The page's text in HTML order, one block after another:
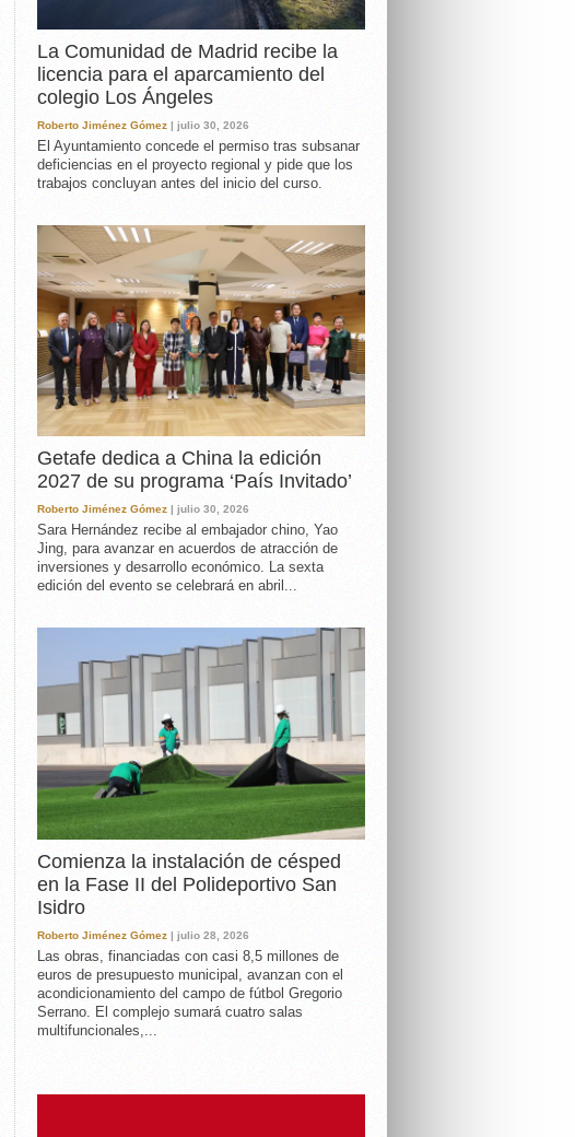
La Comunidad de Madrid recibe la
licencia para el aparcamiento del
colegio Los Ángeles
Roberto Jiménez Gómez | julio 30, 2026
El Ayuntamiento concede el permiso tras subsanar
deficiencias en el proyecto regional y pide que los
trabajos concluyan antes del inicio del curso.
Getafe dedica a China la edición
2027 de su programa ‘País Invitado’
Roberto Jiménez Gómez | julio 30, 2026
Sara Hernández recibe al embajador chino, Yao
Jing, para avanzar en acuerdos de atracción de
inversiones y desarrollo económico. La sexta
edición del evento se celebrará en abril...
Comienza la instalación de césped
en la Fase II del Polideportivo San
Isidro
Roberto Jiménez Gómez | julio 28, 2026
Las obras, financiadas con casi 8,5 millones de
euros de presupuesto municipal, avanzan con el
acondicionamiento del campo de fútbol Gregorio
Serrano. El complejo sumará cuatro salas
multifuncionales,...